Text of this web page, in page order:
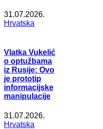
31.07.2026.
Hrvatska
Vlatka Vukelić
o optužbama
iz Rusije: Ovo
je prototip
informacijske
manipulacije
31.07.2026.
Hrvatska